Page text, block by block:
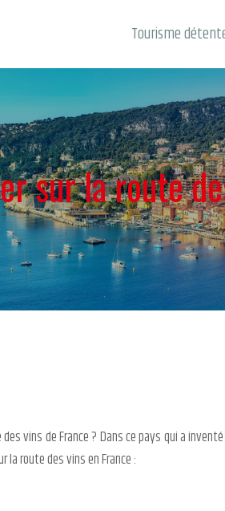
Tourisme
sur la route
vins de France ? Dans ce pays qui a
la route des vins en France :